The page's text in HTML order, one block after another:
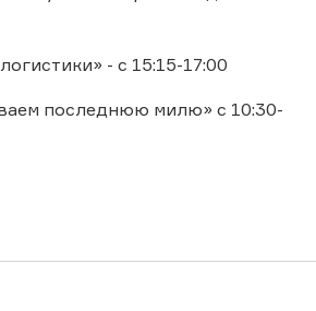
- с 15:15-17:00
последнюю милю» с 10:30-